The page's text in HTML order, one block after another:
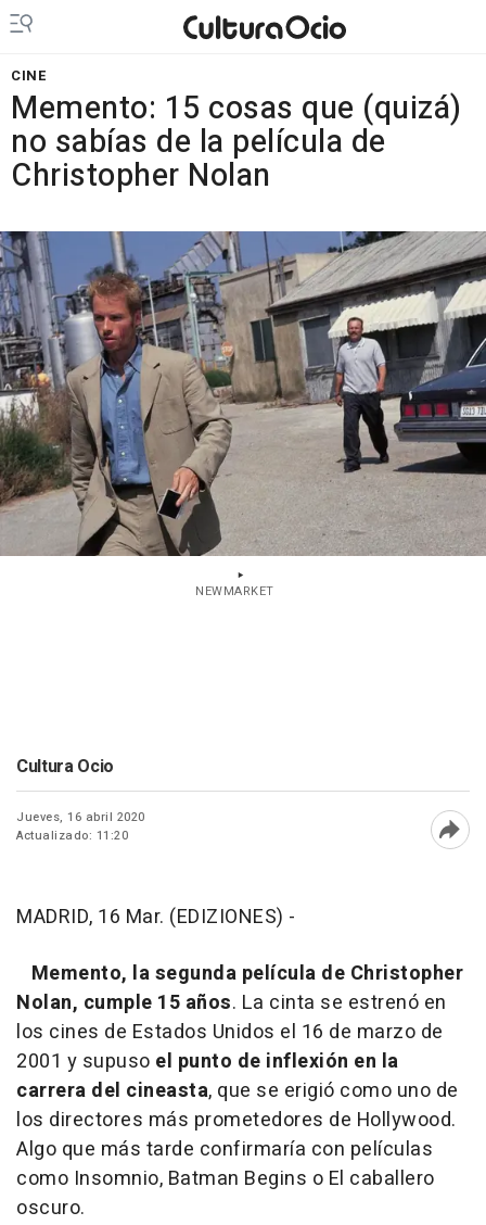
CINE
Memento: 15 cosas que (quizá)
no sabías de la película de
Christopher Nolan
NEWMARKET
Cultura Ocio
Jueves, 16 abril 2020
Actualizado: 11:20
MADRID, 16 Mar. (EDIZIONES) -
Memento, la segunda película de Christopher
Nolan, cumple 15 años. La cinta se estrenó en
los cines de Estados Unidos el 16 de marzo de
2001 y supuso el punto de inflexión en la
carrera del cineasta, que se erigió como uno de
los directores más prometedores de Hollywood.
Algo que más tarde confirmaría con películas
como Insomnio, Batman Begins o El caballero
oscuro.